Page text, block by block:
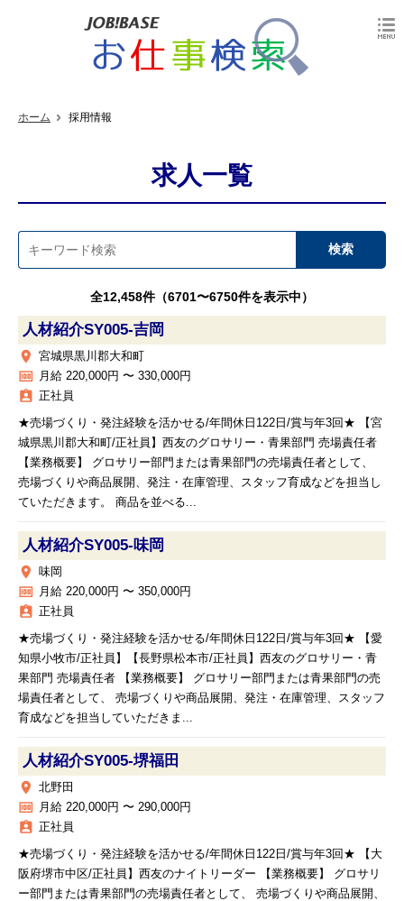
ホーム 採用情報
求人一覧
全12,458件（6701〜6750件を表示中）
人材紹介SY005‐吉岡
place 宮城県黒川郡大和町
money 月給 220,000円 〜 330,000円
assignment_ind 正社員
★売場づくり・発注経験を活かせる/年間休日122日/賞与年3回★ 【宮
城県黒川郡大和町/正社員】西友のグロサリー・青果部門 売場責任者
【業務概要】 グロサリー部門または青果部門の売場責任者として、
売場づくりや商品展開、発注・在庫管理、スタッフ育成などを担当し
ていただきます。 商品を並べる...
人材紹介SY005‐味岡
place 味岡
money 月給 220,000円 〜 350,000円
assignment_ind 正社員
★売場づくり・発注経験を活かせる/年間休日122日/賞与年3回★ 【愛
知県小牧市/正社員】【長野県松本市/正社員】西友のグロサリー・青
果部門 売場責任者 【業務概要】 グロサリー部門または青果部門の売
場責任者として、 売場づくりや商品展開、発注・在庫管理、スタッフ
育成などを担当していただきま...
人材紹介SY005‐堺福田
place 北野田
money 月給 220,000円 〜 290,000円
assignment_ind 正社員
★売場づくり・発注経験を活かせる/年間休日122日/賞与年3回★ 【大
阪府堺市中区/正社員】西友のナイトリーダー 【業務概要】 グロサリ
ー部門または青果部門の売場責任者として、 売場づくりや商品展開、